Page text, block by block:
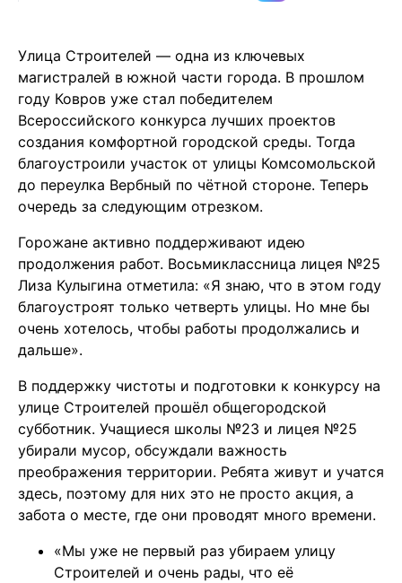
Улица Строителей — одна из ключевых
магистралей в южной части города. В прошлом
году Ковров уже стал победителем
Всероссийского конкурса лучших проектов
создания комфортной городской среды. Тогда
благоустроили участок от улицы Комсомольской
до переулка Вербный по чётной стороне. Теперь
очередь за следующим отрезком.
Горожане активно поддерживают идею
продолжения работ. Восьмиклассница лицея №25
Лиза Кулыгина отметила: «Я знаю, что в этом году
благоустроят только четверть улицы. Но мне бы
очень хотелось, чтобы работы продолжались и
дальше».
В поддержку чистоты и подготовки к конкурсу на
улице Строителей прошёл общегородской
субботник. Учащиеся школы №23 и лицея №25
убирали мусор, обсуждали важность
преображения территории. Ребята живут и учатся
здесь, поэтому для них это не просто акция, а
забота о месте, где они проводят много времени.
«Мы уже не первый раз убираем улицу
Строителей и очень рады, что её